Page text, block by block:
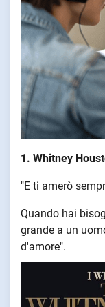
1. Whitney
"E ti amerò
Quando hai
grande a un
d'amore".